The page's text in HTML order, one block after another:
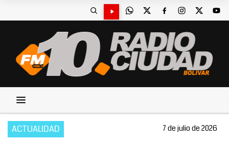
ACTUALIDAD 7 de julio de 2026